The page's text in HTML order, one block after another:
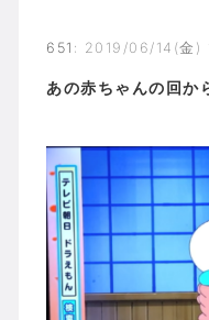
651 : 2019/06/14(金)
あの赤ちゃんの回か